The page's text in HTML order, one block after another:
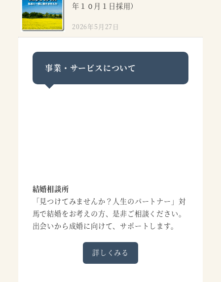
年１０月１日採用）
2026年5月27日
事業・サービスについて
結婚相談所
「見つけてみませんか？人生のパートナー」対
馬で結婚をお考えの方、是非ご相談ください。
出会いから成婚に向けて、サポートします。
詳しくみる